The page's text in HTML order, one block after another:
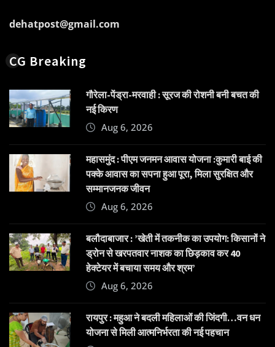
dehatpost@gmail.com
CG Breaking
गौरेला-पेंड्रा-मरवाही : सूरज की रोशनी बनी बचत की
नई किरण
Aug 6, 2026
महासमुंद : पीएम जनमन आवास योजना :कुमारी बाई की
पक्के आवास का सपना हुआ पूरा, मिला सुरक्षित और
सम्मानजनक जीवन
Aug 6, 2026
बलौदाबाजार : ’खेती में तकनीक का उपयोग: किसानों ने
ड्रोन से खरपतवार नाशक का छिड़काव कर 40
हेक्टेयर में बचाया समय और श्रम’
Aug 6, 2026
रायपुर : महुआ ने बदली महिलाओं की जिंदगी…वन धन
योजना से मिली आत्मनिर्भरता की नई पहचान